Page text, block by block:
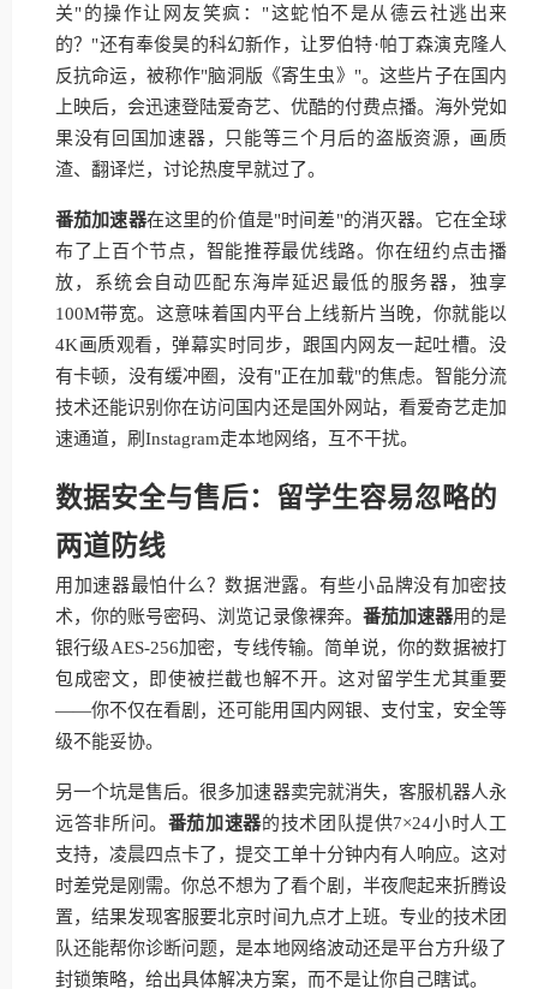
关"的操作让网友笑疯："这蛇怕不是从德云社逃出来
的？"还有奉俊昊的科幻新作，让罗伯特·帕丁森演克隆人
反抗命运，被称作"脑洞版《寄生虫》"。这些片子在国内
上映后，会迅速登陆爱奇艺、优酷的付费点播。海外党如
果没有回国加速器，只能等三个月后的盗版资源，画质
渣、翻译烂，讨论热度早就过了。
番茄加速器在这里的价值是"时间差"的消灭器。它在全球
布了上百个节点，智能推荐最优线路。你在纽约点击播
放，系统会自动匹配东海岸延迟最低的服务器，独享
100M带宽。这意味着国内平台上线新片当晚，你就能以
4K画质观看，弹幕实时同步，跟国内网友一起吐槽。没
有卡顿，没有缓冲圈，没有"正在加载"的焦虑。智能分流
技术还能识别你在访问国内还是国外网站，看爱奇艺走加
速通道，刷Instagram走本地网络，互不干扰。
数据安全与售后：留学生容易忽略的
两道防线
用加速器最怕什么？数据泄露。有些小品牌没有加密技
术，你的账号密码、浏览记录像裸奔。 番茄加速器用的是
银行级AES-256加密，专线传输。简单说，你的数据被打
包成密文，即使被拦截也解不开。这对留学生尤其重要
——你不仅在看剧，还可能用国内网银、支付宝，安全等
级不能妥协。
另一个坑是售后。很多加速器卖完就消失，客服机器人永
远答非所问。 番茄加速器的技术团队提供7×24小时人工
支持，凌晨四点卡了，提交工单十分钟内有人响应。这对
时差党是刚需。你总不想为了看个剧，半夜爬起来折腾设
置，结果发现客服要北京时间九点才上班。专业的技术团
队还能帮你诊断问题，是本地网络波动还是平台方升级了
封锁策略，给出具体解决方案，而不是让你自己瞎试。